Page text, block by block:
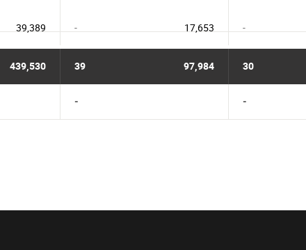
- -
39,389 17,653
439,530 39 97,984 30
- -